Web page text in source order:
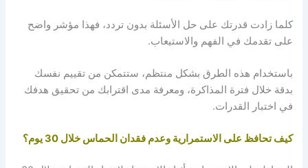
كلما زادت قدرتك على حل الأسئلة بدون تردد، فهذا مؤشر واضح
على تقدمك في الفهم والاستيعاب.
باستخدام هذه الطرق بشكل منتظم، ستتمكن من تقييم نفسك
بدقة خلال فترة المذاكرة، ومعرفة مدى اقترابك من تحقيق هدفك
في اختبار القدرات.
كيف تحافظ على الاستمرارية وعدم فقدان الحماس خلال 30 يوم؟